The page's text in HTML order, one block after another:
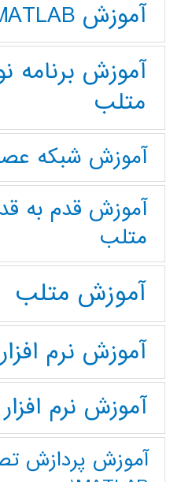
آموزش MATLAB
آموزش برنامه
متلب
آموزش شبکه
آموزش قدم به
متلب
آموزش متلب
آموزش نرم افزار MATLAB
آموزش نرم
آموزش پردازش